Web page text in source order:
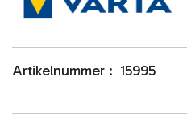
Artikelnummer : 15995